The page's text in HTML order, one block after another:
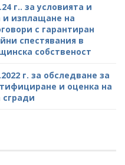
г.. за условията и
и изплащане на
с гарантиран
спестявания в
собственост
г. за обследване за
и оценка на
сгради